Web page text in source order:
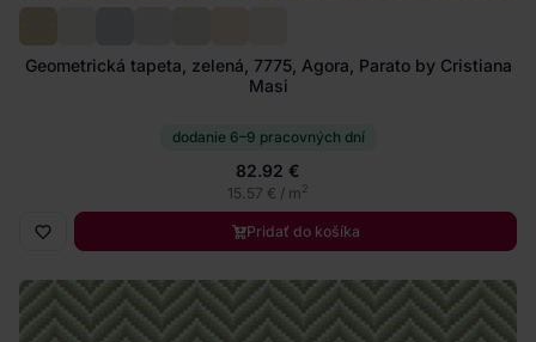
Geometrická tapeta, zelená, 7775, Agora, Parato by Cristiana
Masi
dodanie 6–9 pracovných dní
82.92 €
15.57 € / m2
Pridať do košíka